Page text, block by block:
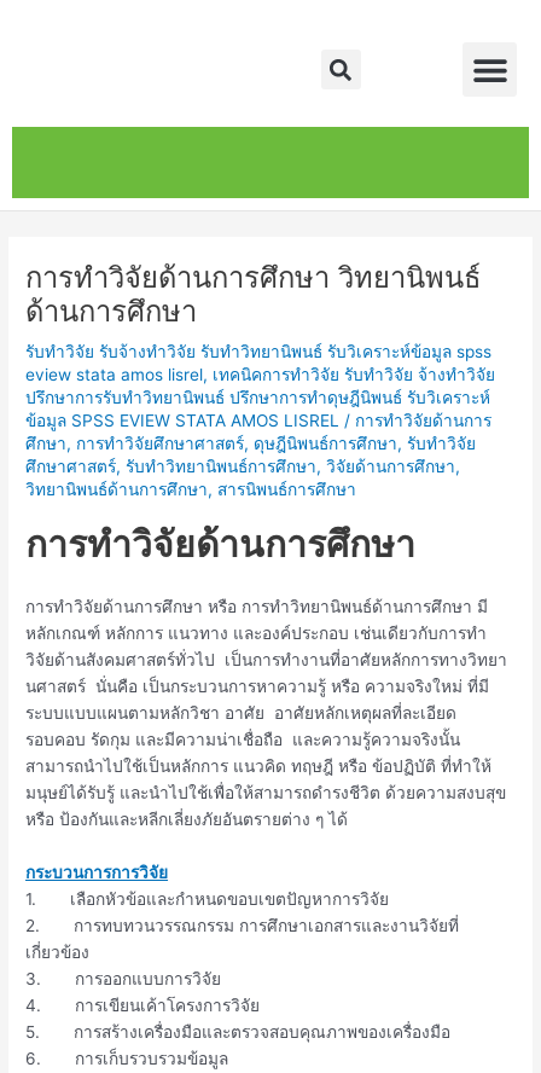
Search
การทำวิจัยด้านการศึกษา วิทยานิพนธ์
ด้านการศึกษา
รับทำวิจัย รับจ้างทำวิจัย รับทำวิทยานิพนธ์ รับวิเคราะห์ข้อมูล spss
eview stata amos lisrel, เทคนิคการทำวิจัย รับทำวิจัย จ้างทำวิจัย
ปรึกษาการรับทำวิทยานิพนธ์ ปรึกษาการทำดุษฎีนิพนธ์ รับวิเคราะห์
ข้อมูล SPSS EVIEW STATA AMOS LISREL
/ การทำวิจัยด้านการ
ศึกษา, การทำวิจัยศึกษาศาสตร์, ดุษฎีนิพนธ์การศึกษา,รับทำวิจัย
ศึกษาศาสตร์,รับทำวิทยานิพนธ์การศึกษา,วิจัยด้านการศึกษา,
วิทยานิพนธ์ด้านการศึกษา, สารนิพนธ์การศึกษา
การทำวิจัยด้านการศึกษา
การทำวิจัยด้านการศึกษา หรือ การทำวิทยานิพนธ์ด้านการศึกษา มี
หลักเกณฑ์ หลักการ แนวทาง และองค์ประกอบ เช่นเดียวกับการทำ
วิจัยด้านสังคมศาสตร์ทั่วไป เป็นการทำงานที่อาศัยหลักการทางวิทยา
นศาสตร์ นั่นคือ เป็นกระบวนการหาความรู้ หรือ ความจริงใหม่ ที่มี
ระบบแบบแผนตามหลักวิชา อาศัย อาศัยหลักเหตุผลที่ละเอียด
รอบคอบ รัดกุม และมีความน่าเชื่อถือ และความรู้ความจริงนั้น
สามารถนำไปใช้เป็นหลักการ แนวคิด ทฤษฎี หรือ ข้อปฏิบัติ ที่ทำให้
มนุษย์ได้รับรู้ และนำไปใช้เพื่อให้สามารถดำรงชีวิต ด้วยความสงบสุข
หรือ ป้องกันและหลีกเลี่ยงภัยอันตรายต่าง ๆ ได้
กระบวนการการวิจัย
1. เลือกหัวข้อและกำหนดขอบเขตปัญหาการวิจัย
2. การทบทวนวรรณกรรม การศึกษาเอกสารและงานวิจัยที่
เกี่ยวข้อง
3. การออกแบบการวิจัย
4. การเขียนเค้าโครงการวิจัย
5. การสร้างเครื่องมือและตรวจสอบคุณภาพของเครื่องมือ
6. การเก็บรวบรวมข้อมูล